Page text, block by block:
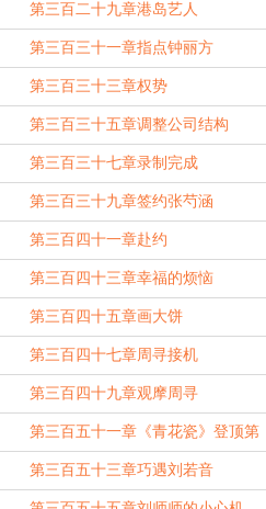
第三百二十九章港岛艺人
第三百三十一章指点钟丽方
第三百三十三章权势
第三百三十五章调整公司结构
第三百三十七章录制完成
第三百三十九章签约张芍涵
第三百四十一章赴约
第三百四十三章幸福的烦恼
第三百四十五章画大饼
第三百四十七章周寻接机
第三百四十九章观摩周寻
第三百五十一章《青花瓷》登顶第
一
第三百五十三章巧遇刘若音